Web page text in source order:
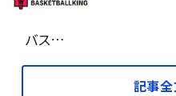
バス…
記事